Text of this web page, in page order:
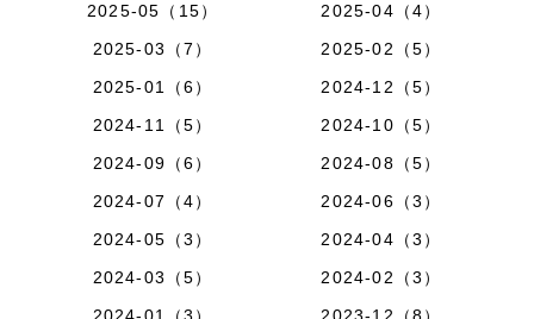
2025-05（15）
2025-04（4）
2025-03（7）
2025-02（5）
2025-01（6）
2024-12（5）
2024-11（5）
2024-10（5）
2024-09（6）
2024-08（5）
2024-07（4）
2024-06（3）
2024-05（3）
2024-04（3）
2024-03（5）
2024-02（3）